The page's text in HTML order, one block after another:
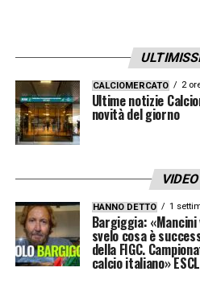
CALCIOMERCATO 2
Ultime notizie
novità del giorno
VIDEO
HANNO DETTO 1
Bargiggia: «Mancini
svelo cosa è
della FIGC.
calcio italiano»